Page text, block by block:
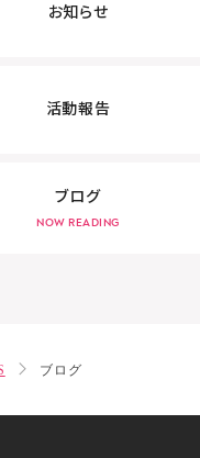
お知らせ
活動報告
ブログ
ブログ